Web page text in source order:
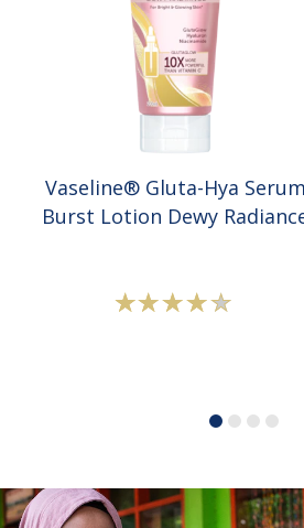
Vaseline® Gluta-Hya Serum
Burst Lotion Dewy
Peringkat
Gluta-
Serum
Burst